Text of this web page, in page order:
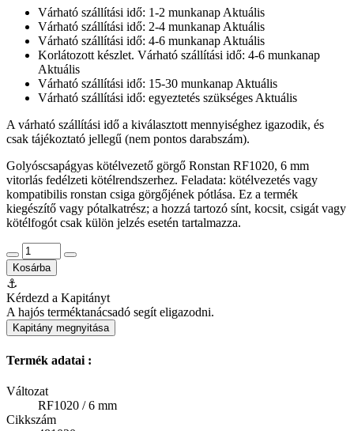
Várható szállítási idő: 1-2 munkanapAktuális
Várható szállítási idő: 2-4 munkanapAktuális
Várható szállítási idő: 4-6 munkanapAktuális
Korlátozott készlet. Várható szállítási idő: 4-6 munkanap
Aktuális
Várható szállítási idő: 15-30 munkanapAktuális
Várható szállítási idő: egyeztetés szükségesAktuális
A várható szállítási idő a kiválasztott mennyiséghez igazodik, és
csak tájékoztató jellegű (nem pontos darabszám).
Golyóscsapágyas kötélvezető görgő Ronstan RF1020, 6 mm
vitorlás fedélzeti kötélrendszerhez. Feladata: kötélvezetés vagy
kompatibilis ronstan csiga görgőjének pótlása. Ez a termék
kiegészítő vagy pótalkatrész; a hozzá tartozó sínt, kocsit, csigát vagy
kötélfogót csak külön jelzés esetén tartalmazza.
Kosárba
⚓
Kérdezd a Kapitányt
A hajós terméktanácsadó segít eligazodni.
Kapitány megnyitása
Termék adatai :
Változat
RF1020 / 6 mm
Cikkszám